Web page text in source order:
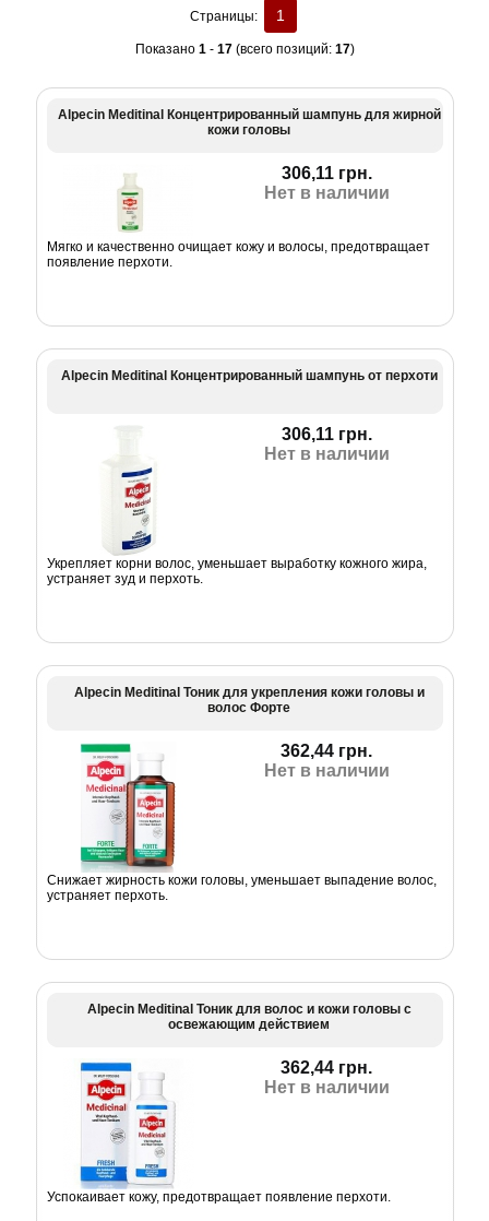
Страницы: 1
Показано 1- 17(всего позиций: 17)
Alpecin Meditinal Концентрированный шампунь для жирной
кожи головы
306,11 грн.
Нет в наличии
Мягко и качественно очищает кожу и волосы, предотвращает
появление перхоти.
Alpecin Meditinal Концентрированный шампунь от перхоти
306,11 грн.
Нет в наличии
Укрепляет корни волос, уменьшает выработку кожного жира,
устраняет зуд и перхоть.
Alpecin Meditinal Тоник для укрепления кожи головы и
волос Форте
362,44 грн.
Нет в наличии
Снижает жирность кожи головы, уменьшает выпадение волос,
устраняет перхоть.
Alpecin Meditinal Тоник для волос и кожи головы с
освежающим действием
362,44 грн.
Нет в наличии
Успокаивает кожу, предотвращает появление перхоти.